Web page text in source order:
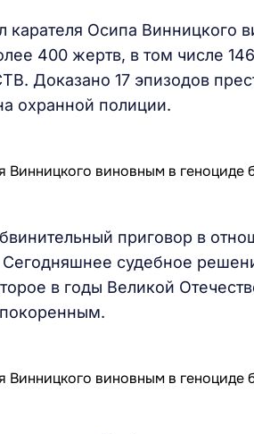
карателя Осипа Винницкого
400 жертв, в том числе
Доказано 17 эпизодов
охранной полиции.
приговор в
Сегодняшнее судебное
в годы Великой